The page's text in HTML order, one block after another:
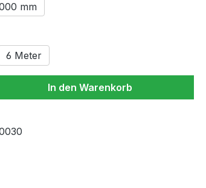
mm
6 Meter
den gewünschten Wert
In den Warenkorb